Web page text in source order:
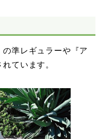
準レギュラーや『ア
ています。